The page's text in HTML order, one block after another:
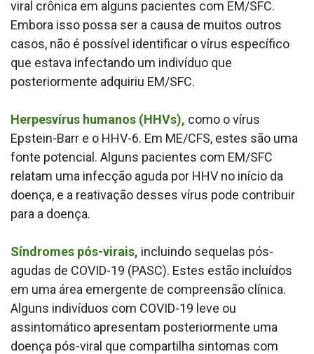
viral crônica em alguns pacientes com EM/SFC.
Embora isso possa ser a causa de muitos outros
casos, não é possível identificar o vírus específico
que estava infectando um indivíduo que
posteriormente adquiriu EM/SFC.
Herpesvírus humanos (HHVs), como o vírus
Epstein-Barr e o HHV-6. Em ME/CFS, estes são uma
fonte potencial. Alguns pacientes com EM/SFC
relatam uma infecção aguda por HHV no início da
doença, e a reativação desses vírus pode contribuir
para a doença.
Síndromes pós-virais, incluindo sequelas pós-
agudas de COVID-19 (PASC). Estes estão incluídos
em uma área emergente de compreensão clínica.
Alguns indivíduos com COVID-19 leve ou
assintomático apresentam posteriormente uma
doença pós-viral que compartilha sintomas com